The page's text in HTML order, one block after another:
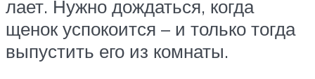
лает. Нужно дождаться, когда
щенок успокоится – и только тогда
выпустить его из комнаты.